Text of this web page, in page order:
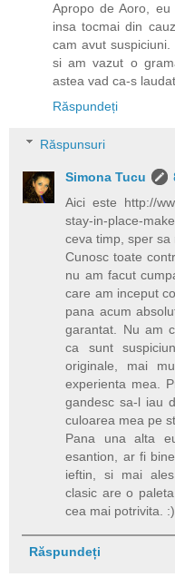
Apropo de Aoro,
insa tocmai din
cam avut
si am vazut o
astea vad ca-s
Răspundeți
Răspunsuri
Simona Tucu
Aici este http://
stay-in-place-
ceva timp, sper sa
Cunosc toate
nu am facut
care am inceput
pana acum
garantat. Nu am
ca sunt
originale, mai
experienta mea.
gandesc sa-l iau
culoarea mea pe
Pana una alta
esantion, ar fi
ieftin, si mai
clasic are o
cea mai potrivita. :)
Răspundeți